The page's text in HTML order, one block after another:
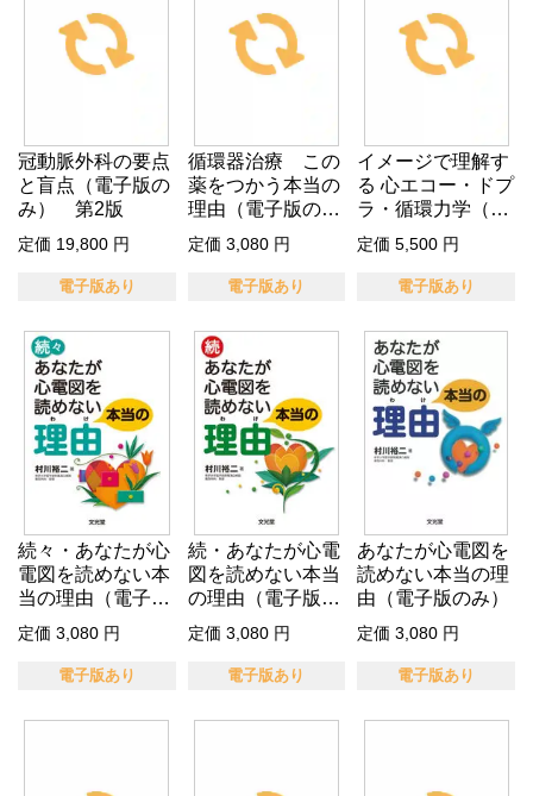
冠動脈外科の要点
と盲点（電子版の
み） 第2版
定価 19,800 円
電子版あり
循環器治療 この
薬をつかう本当の
理由（電子版の
み）
定価 3,080 円
電子版あり
イメージで理解す
る 心エコー・ドプ
ラ・循環力学（電
子版のみ…
定価 5,500 円
電子版あり
続々・あなたが心
電図を読めない本
当の理由（電子版
のみ）
定価 3,080 円
電子版あり
続・あなたが心電
図を読めない本当
の理由（電子版の
み）
定価 3,080 円
電子版あり
あなたが心電図を
読めない本当の理
由（電子版のみ）
定価 3,080 円
電子版あり